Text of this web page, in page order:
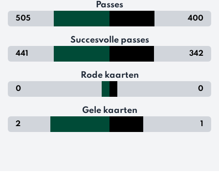
Passes
505 400
Succesvolle passes
441 342
Rode kaarten
0 0
Gele kaarten
2 1